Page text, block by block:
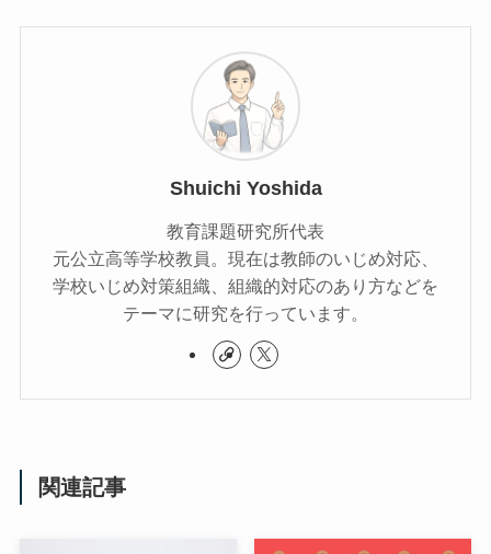
Shuichi Yoshida
教育課題研究所代表
元公立高等学校教員。現在は教師のいじめ対応、
学校いじめ対策組織、組織的対応のあり方などを
テーマに研究を行っています。
関連記事